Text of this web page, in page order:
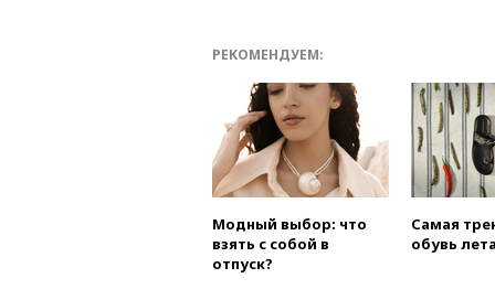
РЕКОМЕНДУЕМ:
Модный выбор: что
взять с собой в
отпуск?
Самая
обувь